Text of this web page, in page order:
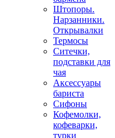
Штопоры.
Нарзанники.
Открывалки
Термосы
Ситечки,
подставки для
чая
Аксессуары
бариста
Сифоны
Кофемолки,
кофеварки,
турки